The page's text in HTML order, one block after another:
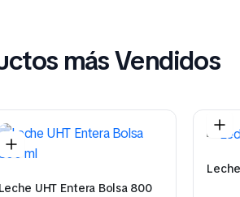
más Vendidos
Leche UHT Entera Bolsa 800